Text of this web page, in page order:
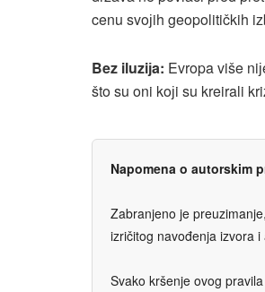
cenu svoјih geopolitičkih
Bez iluziјa: Evropa više
što su oni koјi su kreirali
Napomena o autorskim
Zabranjeno je
izričitog navođenja izvora
Svako kršenje ovog